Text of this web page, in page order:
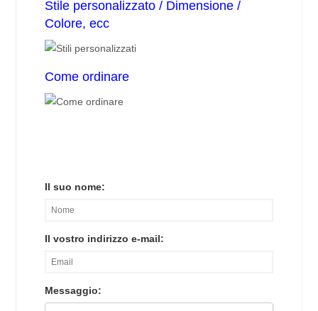
Stile personalizzato / Dimensione /
Colore, ecc
Come ordinare
Il suo nome:
Il vostro indirizzo e-mail:
Messaggio: